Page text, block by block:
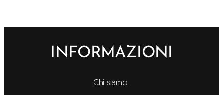
INFORMAZIONI
Chi siamo